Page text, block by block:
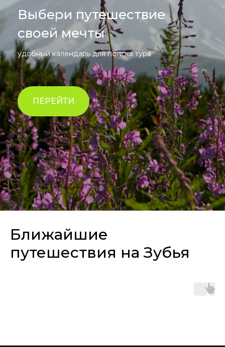
Выбери путешествие
своей мечты
удобный календарь для поиска тура
ПЕРЕЙТИ
Ближайшие
путешествия на Зубья